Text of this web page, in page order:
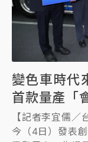
變色車時
首款量產「
【記者李宜儒
今（4日）發表